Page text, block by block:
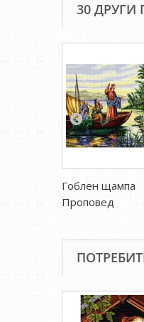
30 ДРУГИ
Гоблен щампа
Проповед